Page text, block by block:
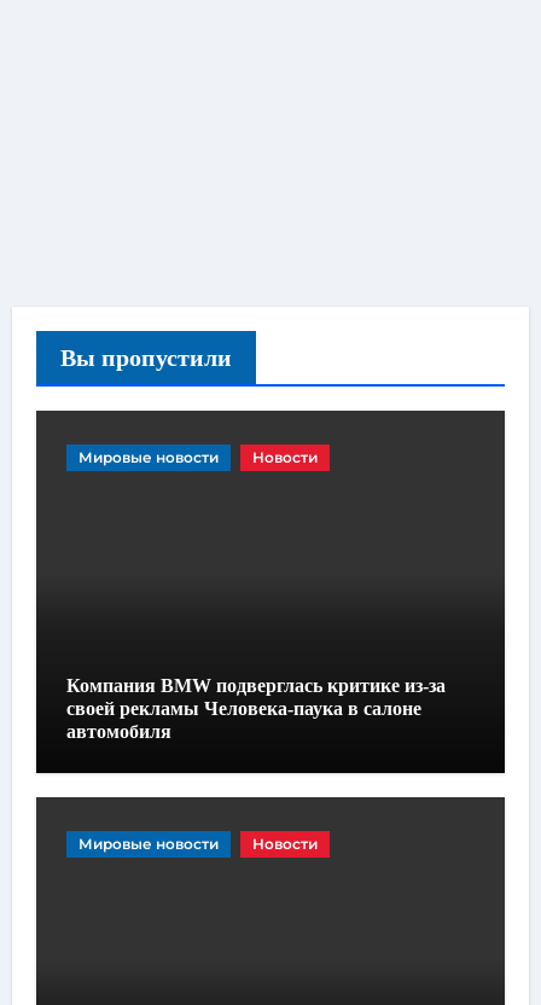
Вы пропустили
Мировые новости Новости
Компания BMW подверглась критике из-за
своей рекламы Человека-паука в салоне
автомобиля
Мировые новости Новости